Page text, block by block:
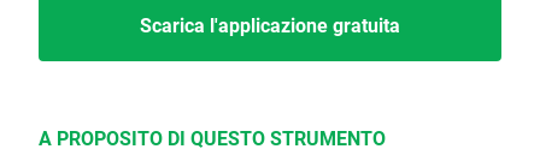
Scarica l'applicazione gratuita
A PROPOSITO DI QUESTO STRUMENTO